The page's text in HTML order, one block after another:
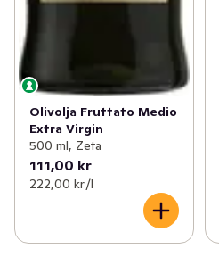
Olivolja Fruttato Medio
Extra Virgin
500 ml, Zeta
111,00 kr
222,00 kr /l